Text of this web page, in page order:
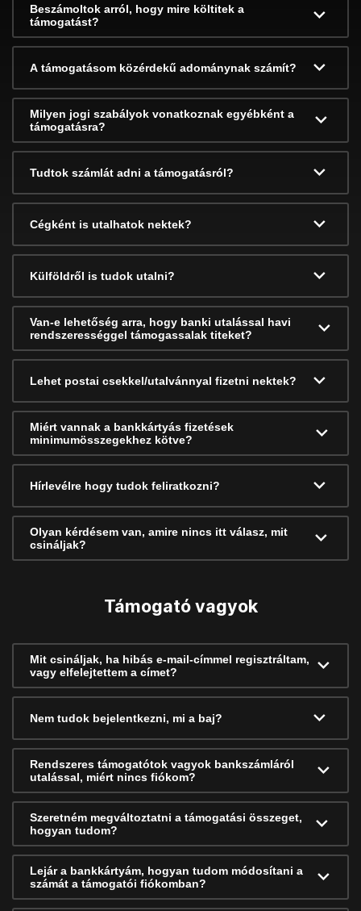
Beszámoltok arról, hogy mire költitek a
támogatást?
A támogatásom közérdekű adománynak számít?
Milyen jogi szabályok vonatkoznak egyébként a
támogatásra?
Tudtok számlát adni a támogatásról?
Cégként is utalhatok nektek?
Külföldről is tudok utalni?
Van-e lehetőség arra, hogy banki utalással havi
rendszerességgel támogassalak titeket?
Lehet postai csekkel/utalvánnyal fizetni nektek?
Miért vannak a bankkártyás fizetések
minimumösszegekhez kötve?
Hírlevélre hogy tudok feliratkozni?
Olyan kérdésem van, amire nincs itt válasz, mit
csináljak?
Támogató vagyok
Mit csináljak, ha hibás e-mail-címmel regisztráltam,
vagy elfelejtettem a címet?
Nem tudok bejelentkezni, mi a baj?
Rendszeres támogatótok vagyok bankszámláról
utalással, miért nincs fiókom?
Szeretném megváltoztatni a támogatási összeget,
hogyan tudom?
Lejár a bankkártyám, hogyan tudom módosítani a
számát a támogatói fiókomban?